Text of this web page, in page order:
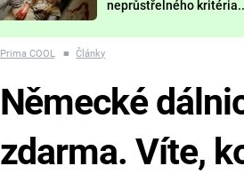
neprůstřelného kritéria.
nejvíc zvednou tep?
Prima COOL ■ Články
Německé
zdarma. Víte,